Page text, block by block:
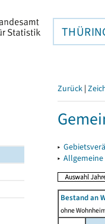
Zurück |
▸
▸
Bestand an
ohne